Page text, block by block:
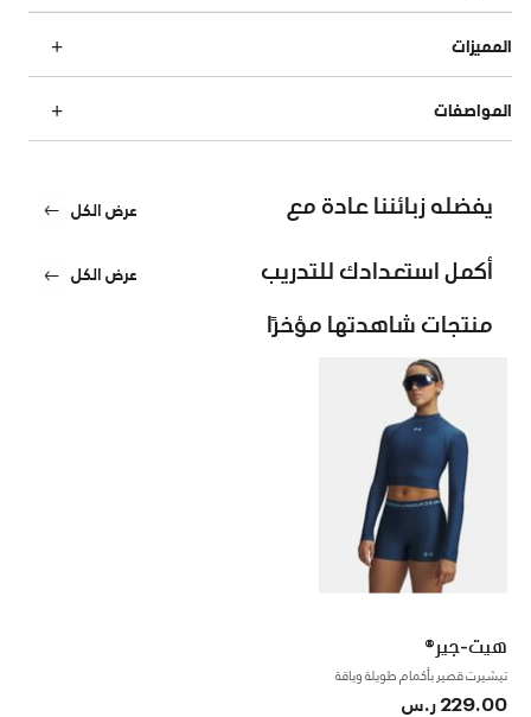
المميزات
المواصفات
يفضله زبائننا عادة مع عرض الكل
أكمل استعدادك للتدريب عرض الكل
منتجات شاهدتها مؤخرًا
هيت-جير®
تيشيرت قصير بأكمام طويلة وياقة
عالية للنساء
229.00 ر.س